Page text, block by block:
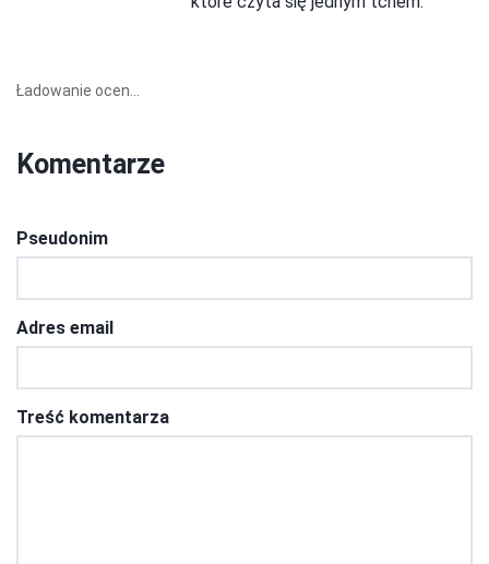
Ładowanie ocen...
Komentarze
Pseudonim
Adres email
Treść komentarza